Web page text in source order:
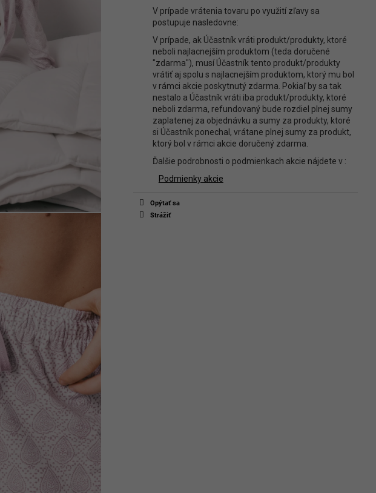
V prípade vrátenia tovaru po využití zľavy sa
postupuje nasledovne:
V prípade, ak Účastník vráti produkt/produkty, ktoré
neboli najlacnejším produktom (teda doručené
"zdarma"), musí Účastník tento produkt/produkty
vrátiť aj spolu s najlacnejším produktom, ktorý mu bol
v rámci akcie poskytnutý zdarma. Pokiaľ by sa tak
nestalo a Účastník vráti iba produkt/produkty, ktoré
neboli zdarma, refundovaný bude rozdiel plnej sumy
zaplatenej za objednávku a sumy za produkty, ktoré
si Účastník ponechal, vrátane plnej sumy za produkt,
ktorý bol v rámci akcie doručený zdarma.
Ďalšie podrobnosti o podmienkach akcie nájdete v :
Podmienky akcie
Opýtať sa
Strážiť